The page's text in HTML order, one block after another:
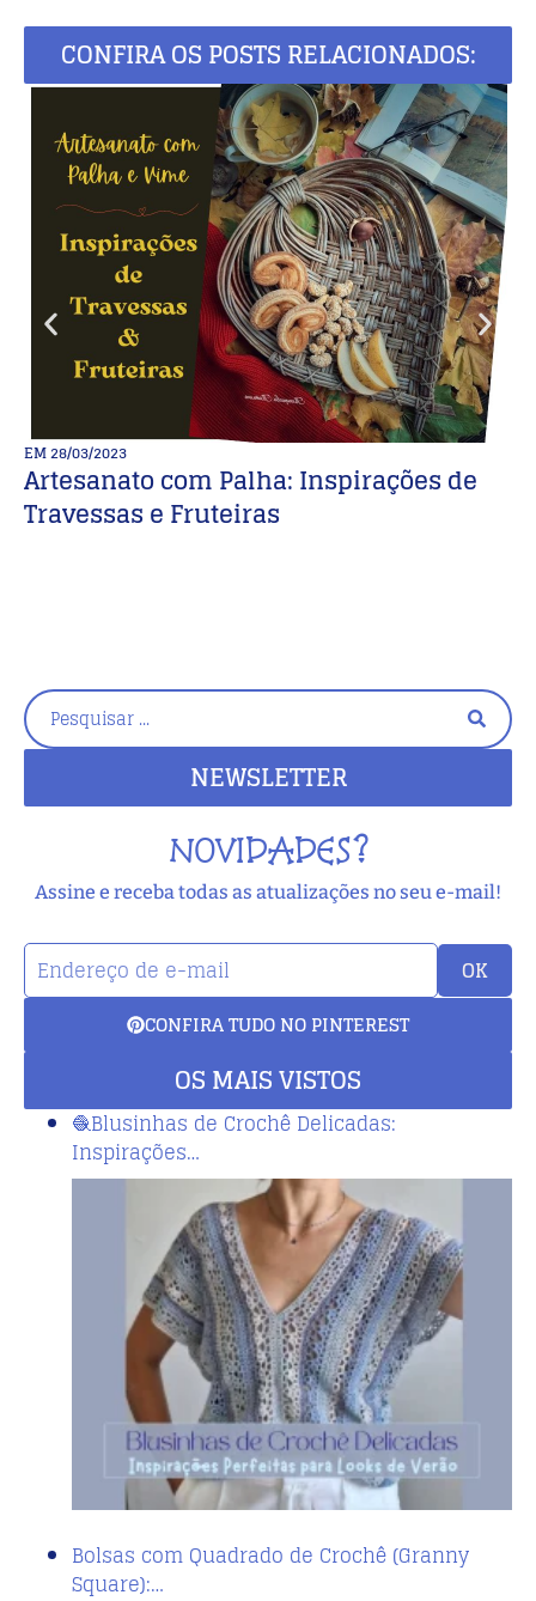
CONFIRA OS POSTS RELACIONADOS:
EM28/03/2023
Artesanato com Palha: Inspirações de
Travessas e Fruteiras
NEWSLETTER
NOVIDADES?
Assine e receba todas as atualizações no seu e-mail!
OK
CONFIRA TUDO NO PINTEREST
OS MAIS VISTOS
🧶Blusinhas de Crochê Delicadas:
Inspirações…
Bolsas com Quadrado de Crochê (Granny
Square):…